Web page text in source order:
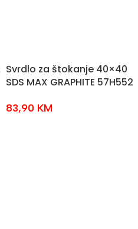
Svrdlo za štokanje 40×40
SDS MAX GRAPHITE 57H552
83,90 KM